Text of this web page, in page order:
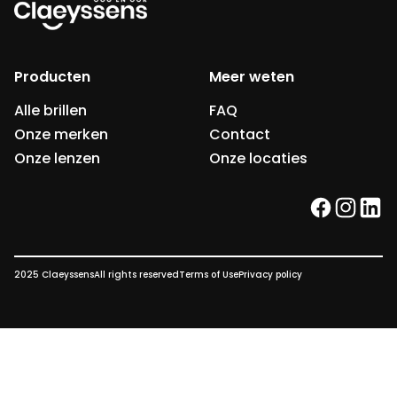
Producten
Alle brillen
Onze merken
Onze lenzen
Meer weten
FAQ
Contact
Onze locaties
facebook
2025 ClaeyssensAll rights reservedTerms of UsePrivacy policy